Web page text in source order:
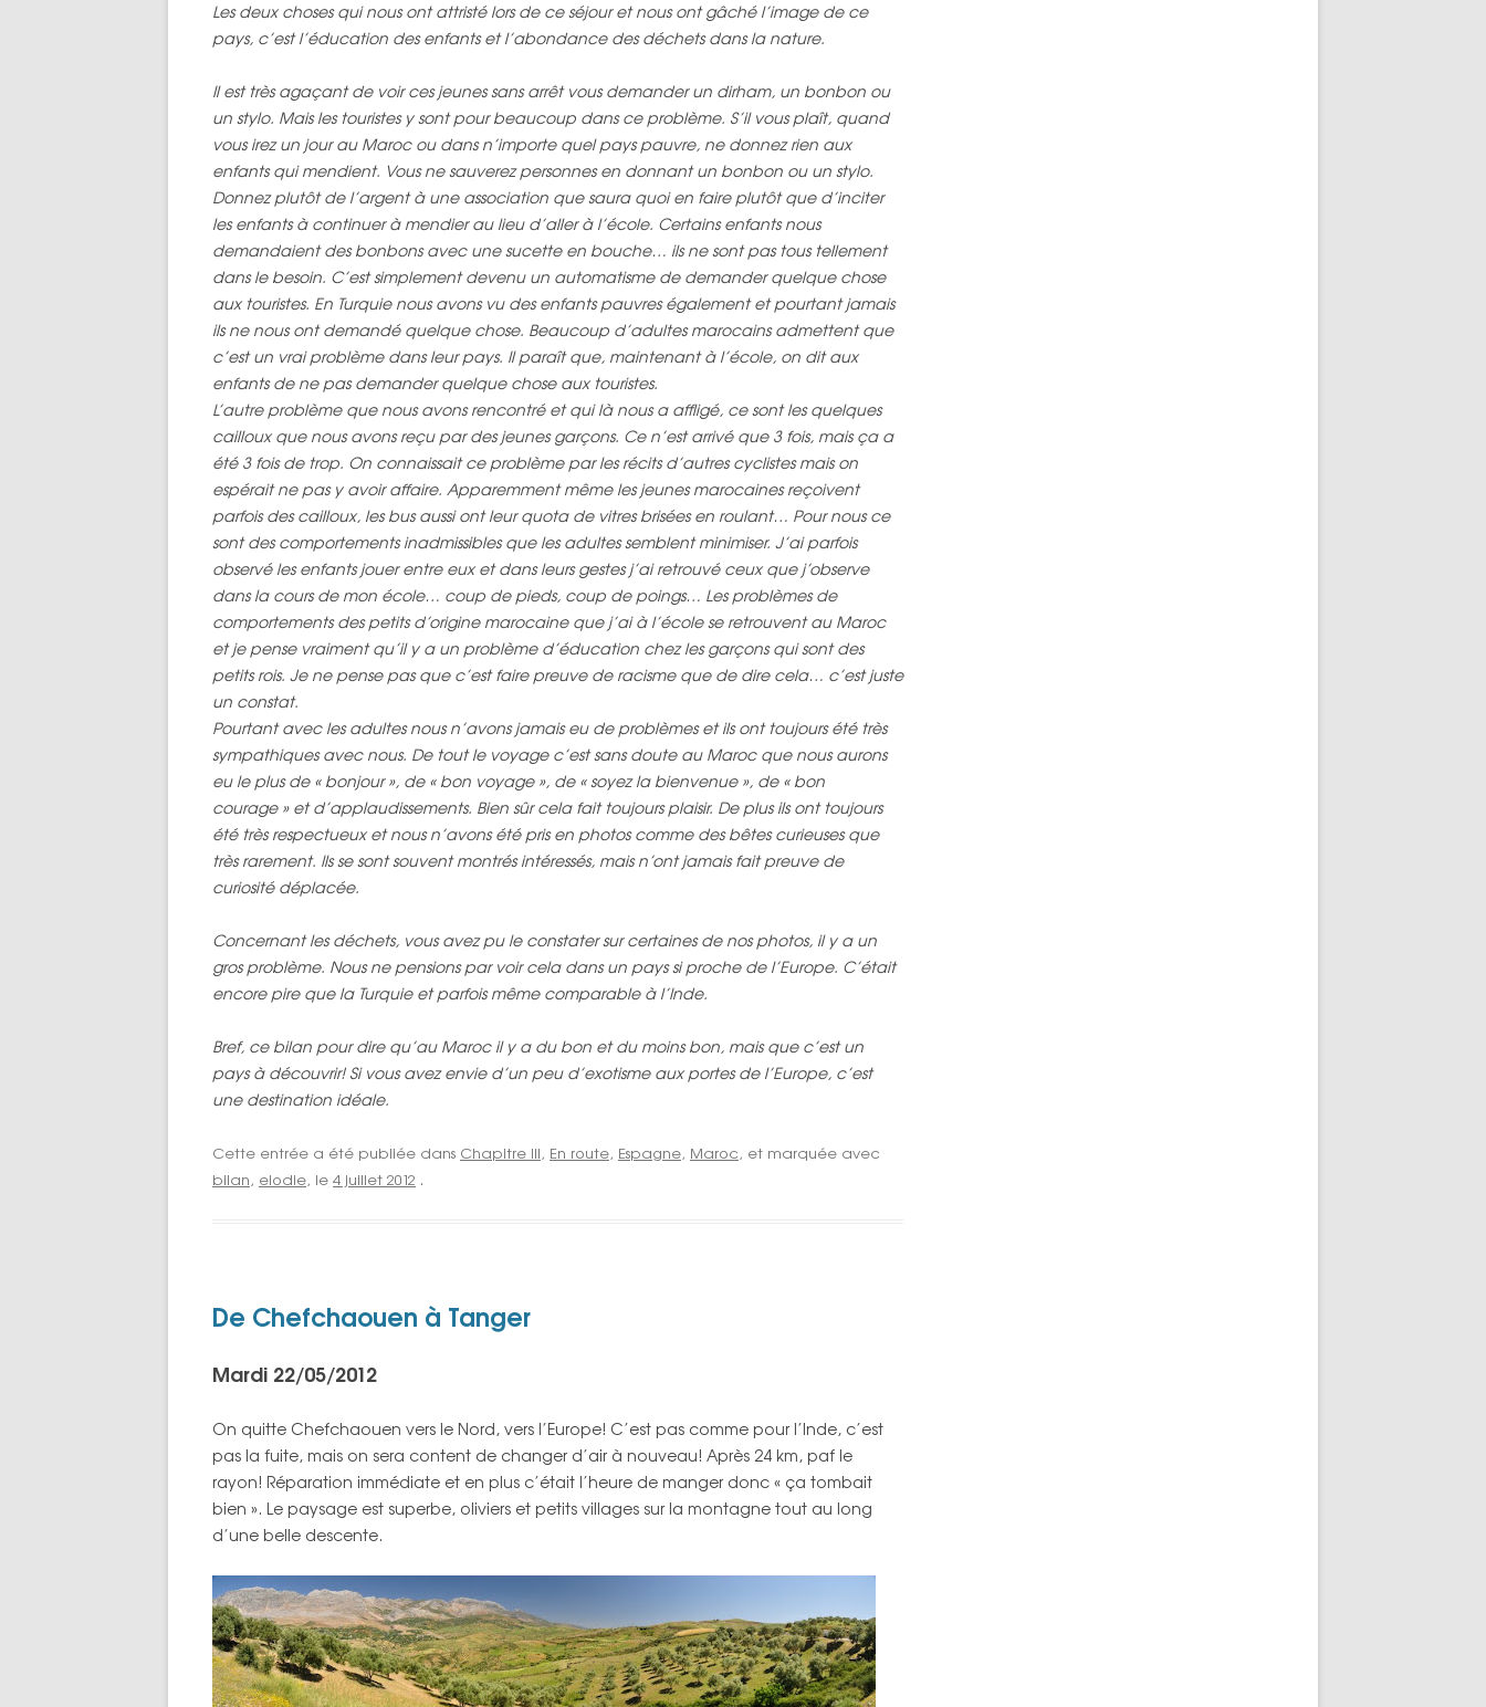
Les deux choses qui nous ont attristé lors de ce séjour et nous ont gâché l’image de ce
pays, c’est l’éducation des enfants et l’abondance des déchets dans la nature.
Il est très agaçant de voir ces jeunes sans arrêt vous demander un dirham, un bonbon ou
un stylo. Mais les touristes y sont pour beaucoup dans ce problème. S’il vous plaît, quand
vous irez un jour au Maroc ou dans n’importe quel pays pauvre, ne donnez rien aux
enfants qui mendient. Vous ne sauverez personnes en donnant un bonbon ou un stylo.
Donnez plutôt de l’argent à une association que saura quoi en faire plutôt que d’inciter
les enfants à continuer à mendier au lieu d’aller à l’école. Certains enfants nous
demandaient des bonbons avec une sucette en bouche… ils ne sont pas tous tellement
dans le besoin. C’est simplement devenu un automatisme de demander quelque chose
aux touristes. En Turquie nous avons vu des enfants pauvres également et pourtant jamais
ils ne nous ont demandé quelque chose. Beaucoup d’adultes marocains admettent que
c’est un vrai problème dans leur pays. Il paraît que, maintenant à l’école, on dit aux
enfants de ne pas demander quelque chose aux touristes.
L’autre problème que nous avons rencontré et qui là nous a affligé, ce sont les quelques
cailloux que nous avons reçu par des jeunes garçons. Ce n’est arrivé que 3 fois, mais ça a
été 3 fois de trop. On connaissait ce problème par les récits d’autres cyclistes mais on
espérait ne pas y avoir affaire. Apparemment même les jeunes marocaines reçoivent
parfois des cailloux, les bus aussi ont leur quota de vitres brisées en roulant… Pour nous ce
sont des comportements inadmissibles que les adultes semblent minimiser. J’ai parfois
observé les enfants jouer entre eux et dans leurs gestes j’ai retrouvé ceux que j’observe
dans la cours de mon école… coup de pieds, coup de poings… Les problèmes de
comportements des petits d’origine marocaine que j’ai à l’école se retrouvent au Maroc
et je pense vraiment qu’il y a un problème d’éducation chez les garçons qui sont des
petits rois. Je ne pense pas que c’est faire preuve de racisme que de dire cela… c’est juste
un constat.
Pourtant avec les adultes nous n’avons jamais eu de problèmes et ils ont toujours été très
sympathiques avec nous. De tout le voyage c’est sans doute au Maroc que nous aurons
eu le plus de « bonjour », de « bon voyage », de « soyez la bienvenue », de « bon
courage » et d’applaudissements. Bien sûr cela fait toujours plaisir. De plus ils ont toujours
été très respectueux et nous n’avons été pris en photos comme des bêtes curieuses que
très rarement. Ils se sont souvent montrés intéressés, mais n’ont jamais fait preuve de
curiosité déplacée.
Concernant les déchets, vous avez pu le constater sur certaines de nos photos, il y a un
gros problème. Nous ne pensions par voir cela dans un pays si proche de l’Europe. C’était
encore pire que la Turquie et parfois même comparable à l’Inde.
Bref, ce bilan pour dire qu’au Maroc il y a du bon et du moins bon, mais que c’est un
pays à découvrir! Si vous avez envie d’un peu d’exotisme aux portes de l’Europe, c’est
une destination idéale.
Cette entrée a été publiée dans Chapitre III, En route, Espagne, Maroc, et marquée avec
bilan, elodie, le 4 juillet 2012 .
De Chefchaouen à Tanger
Mardi 22/05/2012
On quitte Chefchaouen vers le Nord, vers l’Europe! C’est pas comme pour l’Inde, c’est
pas la fuite, mais on sera content de changer d’air à nouveau! Après 24 km, paf le
rayon! Réparation immédiate et en plus c’était l’heure de manger donc « ça tombait
bien ». Le paysage est superbe, oliviers et petits villages sur la montagne tout au long
d’une belle descente.